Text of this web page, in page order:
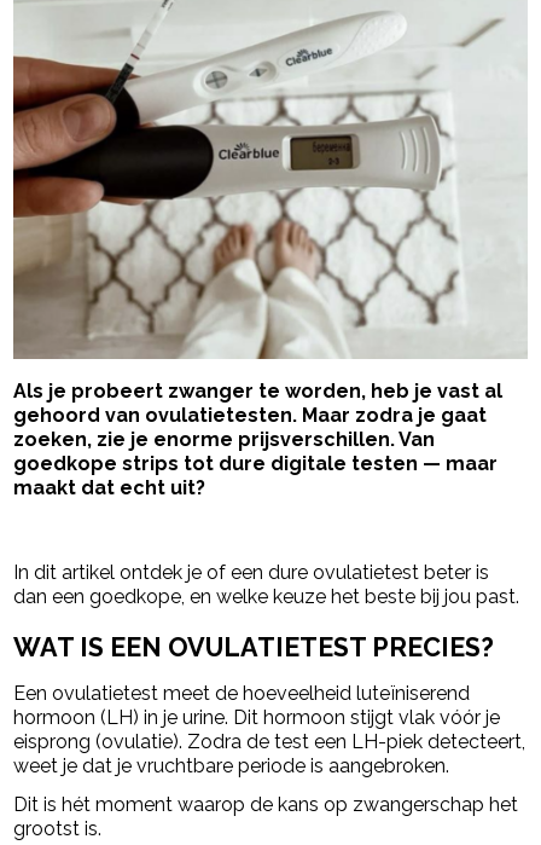
Als je probeert zwanger te worden, heb je vast al
gehoord van ovulatietesten. Maar zodra je gaat
zoeken, zie je enorme prijsverschillen. Van
goedkope strips tot dure digitale testen — maar
maakt dat echt uit?
In dit artikel ontdek je of een dure ovulatietest beter is
dan een goedkope, en welke keuze het beste bij jou past.
WAT IS EEN OVULATIETEST PRECIES?
Een ovulatietest meet de hoeveelheid luteïniserend
hormoon (LH) in je urine. Dit hormoon stijgt vlak vóór je
eisprong (ovulatie). Zodra de test een LH-piek detecteert,
weet je dat je vruchtbare periode is aangebroken.
Dit is hét moment waarop de kans op zwangerschap het
grootst is.